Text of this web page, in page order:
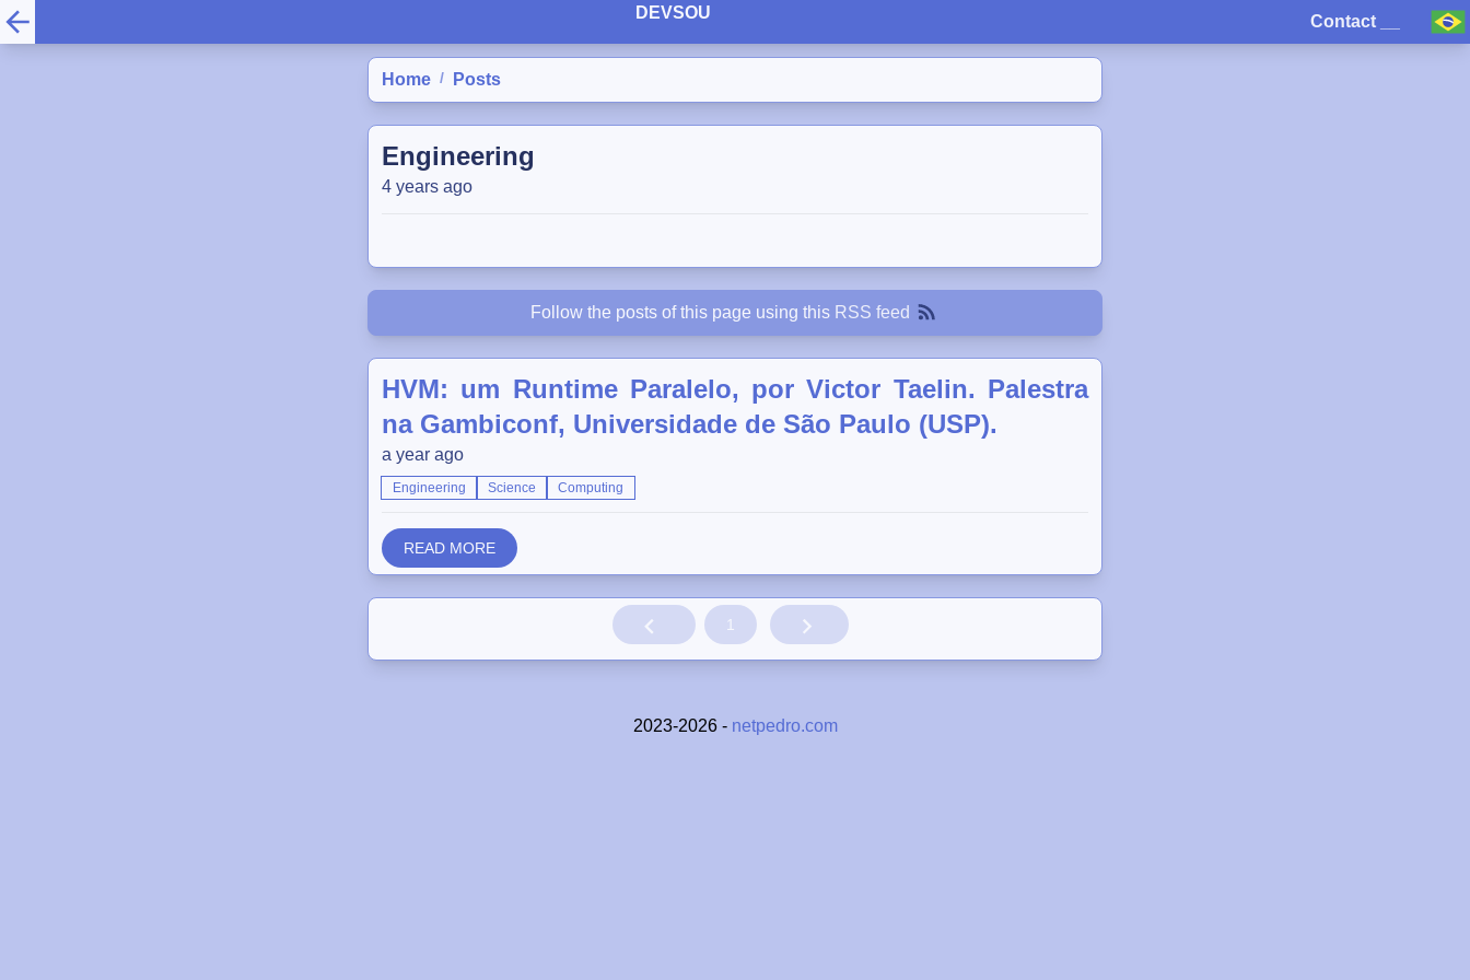
DEVSOU Contact
Home / Posts
Engineering
4 years ago
Follow the posts of this page using this RSS feed
HVM: um Runtime Paralelo, por Victor Taelin. Palestra
na Gambiconf, Universidade de São Paulo (USP).
a year ago
Engineering Science Computing
READ MORE
1
2023-2026 - netpedro.com